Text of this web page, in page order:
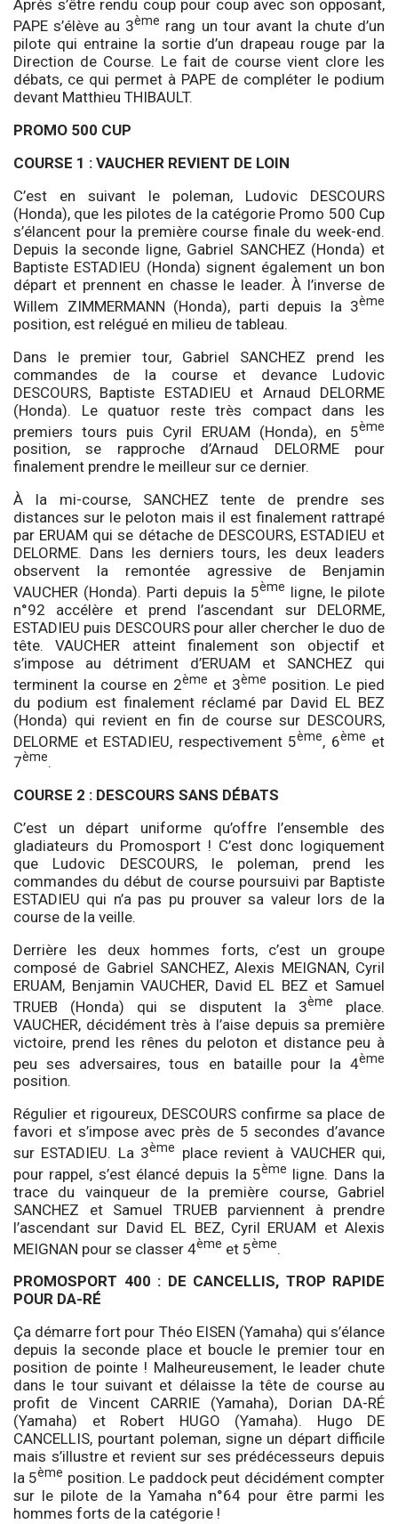
Après s’être rendu coup pour coup avec son opposant,
PAPE s’élève au 3ème rang un tour avant la chute d’un
pilote qui entraine la sortie d’un drapeau rouge par la
Direction de Course. Le fait de course vient clore les
débats, ce qui permet à PAPE de compléter le podium
devant Matthieu THIBAULT.
PROMO 500 CUP
COURSE 1 : VAUCHER REVIENT DE LOIN
C’est en suivant le poleman, Ludovic DESCOURS
(Honda), que les pilotes de la catégorie Promo 500 Cup
s’élancent pour la première course finale du week-end.
Depuis la seconde ligne, Gabriel SANCHEZ (Honda) et
Baptiste ESTADIEU (Honda) signent également un bon
départ et prennent en chasse le leader. À l’inverse de
Willem ZIMMERMANN (Honda), parti depuis la 3ème
position, est relégué en milieu de tableau.
Dans le premier tour, Gabriel SANCHEZ prend les
commandes de la course et devance Ludovic
DESCOURS, Baptiste ESTADIEU et Arnaud DELORME
(Honda). Le quatuor reste très compact dans les
premiers tours puis Cyril ERUAM (Honda), en 5ème
position, se rapproche d’Arnaud DELORME pour
finalement prendre le meilleur sur ce dernier.
À la mi-course, SANCHEZ tente de prendre ses
distances sur le peloton mais il est finalement rattrapé
par ERUAM qui se détache de DESCOURS, ESTADIEU et
DELORME. Dans les derniers tours, les deux leaders
observent la remontée agressive de Benjamin
VAUCHER (Honda). Parti depuis la 5ème ligne, le pilote
n°92 accélère et prend l’ascendant sur DELORME,
ESTADIEU puis DESCOURS pour aller chercher le duo de
tête. VAUCHER atteint finalement son objectif et
s’impose au détriment d’ERUAM et SANCHEZ qui
terminent la course en 2ème et 3ème position. Le pied
du podium est finalement réclamé par David EL BEZ
(Honda) qui revient en fin de course sur DESCOURS,
DELORME et ESTADIEU, respectivement 5ème, 6ème et
7ème.
COURSE 2 : DESCOURS SANS DÉBATS
C’est un départ uniforme qu’offre l’ensemble des
gladiateurs du Promosport ! C’est donc logiquement
que Ludovic DESCOURS, le poleman, prend les
commandes du début de course poursuivi par Baptiste
ESTADIEU qui n’a pas pu prouver sa valeur lors de la
course de la veille.
Derrière les deux hommes forts, c’est un groupe
composé de Gabriel SANCHEZ, Alexis MEIGNAN, Cyril
ERUAM, Benjamin VAUCHER, David EL BEZ et Samuel
TRUEB (Honda) qui se disputent la 3ème
place.
VAUCHER, décidément très à l’aise depuis sa première
victoire, prend les rênes du peloton et distance peu à
peu ses adversaires, tous en bataille pour la 4ème
position.
Régulier et rigoureux, DESCOURS confirme sa place de
favori et s’impose avec près de 5 secondes d’avance
sur ESTADIEU. La 3ème
place revient à VAUCHER qui,
pour rappel, s’est élancé depuis la 5ème ligne. Dans la
trace du vainqueur de la première course, Gabriel
SANCHEZ et Samuel TRUEB parviennent à prendre
l’ascendant sur David EL BEZ, Cyril ERUAM et Alexis
MEIGNAN pour se classer 4ème et 5ème.
PROMOSPORT 400 : DE CANCELLIS, TROP RAPIDE
POUR DA-RÉ
Ça démarre fort pour Théo EISEN (Yamaha) qui s’élance
depuis la seconde place et boucle le premier tour en
position de pointe ! Malheureusement, le leader chute
dans le tour suivant et délaisse la tête de course au
profit de Vincent CARRIE (Yamaha), Dorian DA-RÉ
(Yamaha) et Robert HUGO (Yamaha). Hugo DE
CANCELLIS, pourtant poleman, signe un départ difficile
mais s’illustre et revient sur ses prédécesseurs depuis
la 5ème position. Le paddock peut décidément compter
sur le pilote de la Yamaha n°64 pour être parmi les
hommes forts de la catégorie !